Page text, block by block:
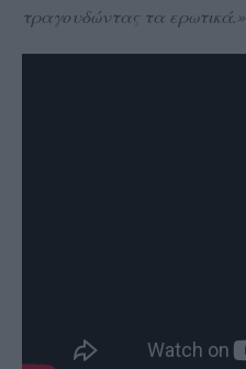
τραγουδώντας τα ερωτικά.»